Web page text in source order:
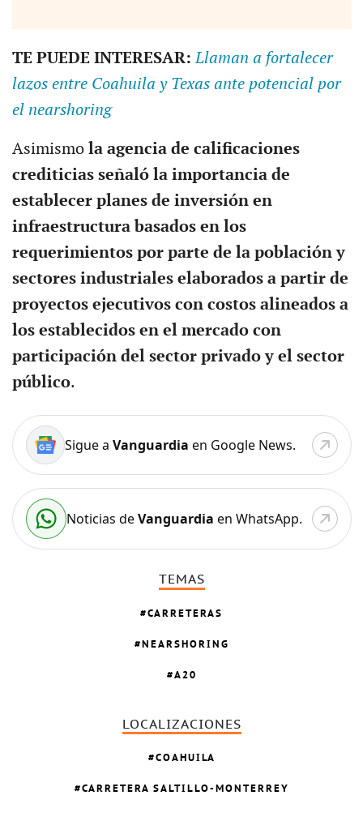
TE PUEDE INTERESAR: Llaman a fortalecer
lazos entre Coahuila y Texas ante potencial por
el nearshoring
Asimismo la agencia de calificaciones
crediticias señaló la importancia de
establecer planes de inversión en
infraestructura basados en los
requerimientos por parte de la población y
sectores industriales elaborados a partir de
proyectos ejecutivos con costos alineados a
los establecidos en el mercado con
participación del sector privado y el sector
público.
Sigue a Vanguardia en Google News.
Noticias deVanguardia en WhatsApp.
TEMAS
CARRETERAS
NEARSHORING
A20
LOCALIZACIONES
COAHUILA
CARRETERA SALTILLO-MONTERREY